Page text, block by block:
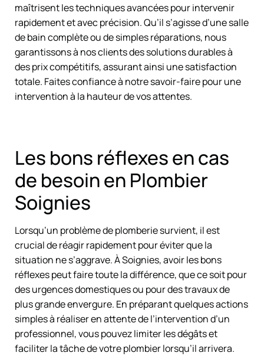
maîtrisent les techniques avancées pour intervenir
rapidement et avec précision. Qu’il s’agisse d’une salle
de bain complète ou de simples réparations, nous
garantissons à nos clients des solutions durables à
des prix compétitifs, assurant ainsi une satisfaction
totale. Faites confiance à notre savoir-faire pour une
intervention à la hauteur de vos attentes.
Les bons réflexes en cas
de besoin en Plombier
Soignies
Lorsqu’un problème de plomberie survient, il est
crucial de réagir rapidement pour éviter que la
situation ne s’aggrave. À Soignies, avoir les bons
réflexes peut faire toute la différence, que ce soit pour
des urgences domestiques ou pour des travaux de
plus grande envergure. En préparant quelques actions
simples à réaliser en attente de l’intervention d’un
professionnel, vous pouvez limiter les dégâts et
faciliter la tâche de votre plombier lorsqu’il arrivera.